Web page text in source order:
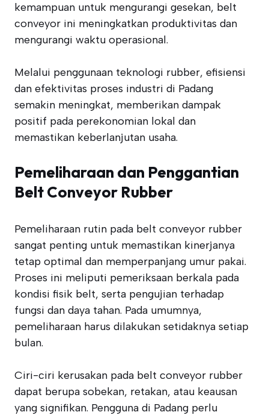
kemampuan untuk mengurangi gesekan, belt
conveyor ini meningkatkan produktivitas dan
mengurangi waktu operasional.
Melalui penggunaan teknologi rubber, efisiensi
dan efektivitas proses industri di Padang
semakin meningkat, memberikan dampak
positif pada perekonomian lokal dan
memastikan keberlanjutan usaha.
Pemeliharaan dan Penggantian
Belt Conveyor Rubber
Pemeliharaan rutin pada belt conveyor rubber
sangat penting untuk memastikan kinerjanya
tetap optimal dan memperpanjang umur pakai.
Proses ini meliputi pemeriksaan berkala pada
kondisi fisik belt, serta pengujian terhadap
fungsi dan daya tahan. Pada umumnya,
pemeliharaan harus dilakukan setidaknya setiap
bulan.
Ciri-ciri kerusakan pada belt conveyor rubber
dapat berupa sobekan, retakan, atau keausan
yang signifikan. Pengguna di Padang perlu